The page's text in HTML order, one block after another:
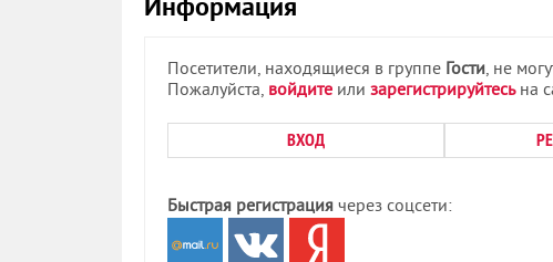
Информация
Посетители, находящиеся в группе Гости, не
Пожалуйста, войдите или зарегистрируйтесьна
ВХОД
Быстрая регистрация через соцсети: